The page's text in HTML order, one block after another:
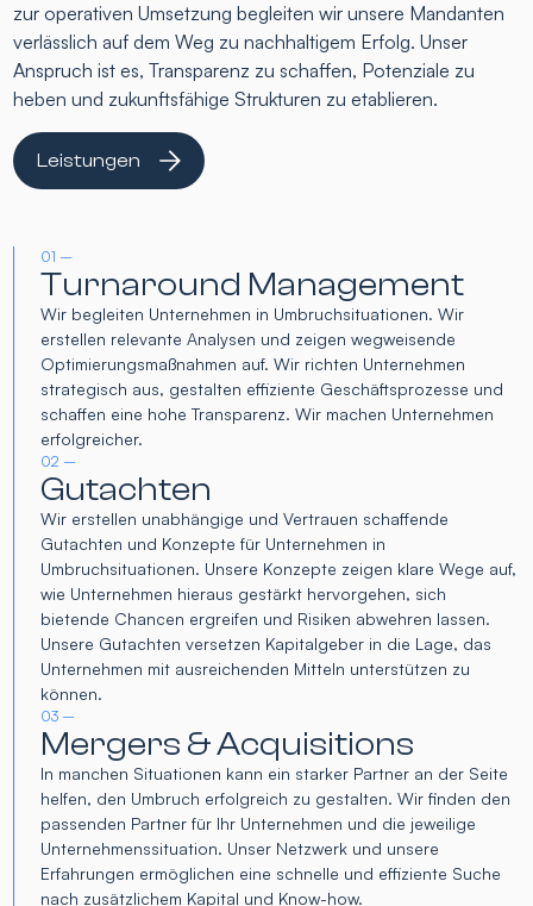
zur operativen Umsetzung begleiten wir unsere Mandanten
verlässlich auf dem Weg zu nachhaltigem Erfolg. Unser
Anspruch ist es, Transparenz zu schaffen, Potenziale zu
heben und zukunftsfähige Strukturen zu etablieren.
Leistungen
01 –
Turnaround Management
Wir begleiten Unternehmen in Umbruchsituationen. Wir
erstellen relevante Analysen und zeigen wegweisende
Optimierungsmaßnahmen auf. Wir richten Unternehmen
strategisch aus, gestalten effiziente Geschäftsprozesse und
schaffen eine hohe Transparenz. Wir machen Unternehmen
erfolgreicher.
02 –
Gutachten
Wir erstellen unabhängige und Vertrauen schaffende
Gutachten und Konzepte für Unternehmen in
Umbruchsituationen. Unsere Konzepte zeigen klare Wege auf,
wie Unternehmen hieraus gestärkt hervorgehen, sich
bietende Chancen ergreifen und Risiken abwehren lassen.
Unsere Gutachten versetzen Kapitalgeber in die Lage, das
Unternehmen mit ausreichenden Mitteln unterstützen zu
können.
03 –
Mergers & Acquisitions
In manchen Situationen kann ein starker Partner an der Seite
helfen, den Umbruch erfolgreich zu gestalten. Wir finden den
passenden Partner für Ihr Unternehmen und die jeweilige
Unternehmenssituation. Unser Netzwerk und unsere
Erfahrungen ermöglichen eine schnelle und effiziente Suche
nach zusätzlichem Kapital und Know-how.